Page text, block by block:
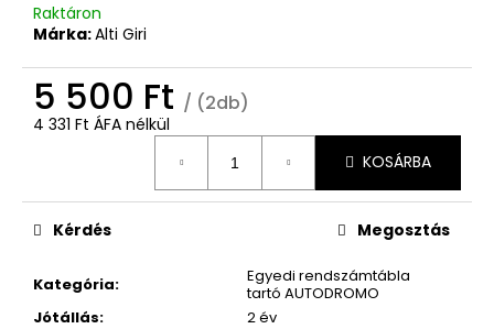
Raktáron
Márka:Alti Giri
5 500 Ft / (2db)
4 331 Ft ÁFA nélkül
KOSÁRBA
Kategória:
Egyedi rendszámtábla
tartó AUTODROMO
Jótállás:
2 év
Kérdés Megosztás